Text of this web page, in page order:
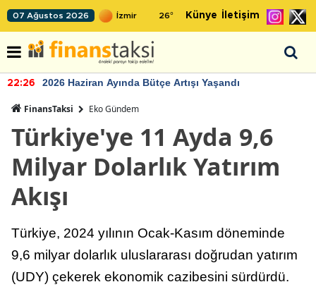
07 Ağustos 2026 26° Künye İletişim
22:26 2026 Haziran Ayında Bütçe Artışı Yaşandı
FinansTaksi Eko Gündem
Türkiye'ye 11 Ayda 9,6
Milyar Dolarlık Yatırım
Akışı
Türkiye, 2024 yılının Ocak-Kasım döneminde
9,6 milyar dolarlık uluslararası doğrudan yatırım
(UDY) çekerek ekonomik cazibesini sürdürdü.